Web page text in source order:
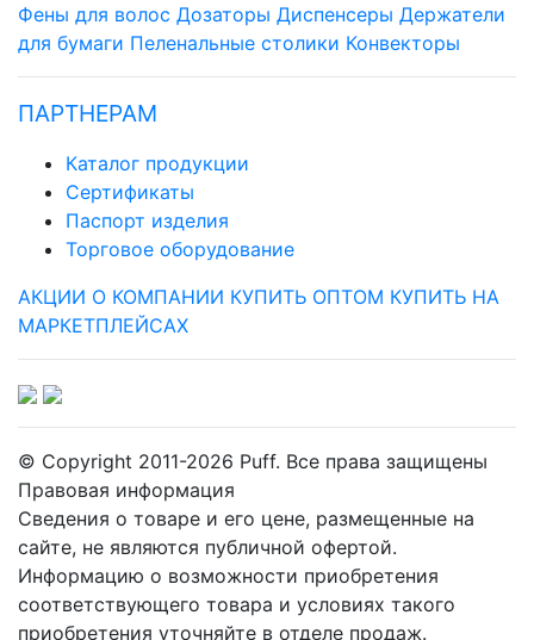
Фены для волос Дозаторы Диспенсеры Держатели
для бумаги Пеленальные столики Конвекторы
ПАРТНЕРАМ
Каталог продукции
Сертификаты
Паспорт изделия
Торговое оборудование
АКЦИИ О КОМПАНИИ КУПИТЬ ОПТОМ КУПИТЬ НА
МАРКЕТПЛЕЙСАХ
© Copyright 2011-2026 Puff. Все права защищены
Правовая информация
Сведения о товаре и его цене, размещенные на
сайте, не являются публичной офертой.
Информацию о возможности приобретения
соответствующего товара и условиях такого
приобретения уточняйте в отделе продаж.